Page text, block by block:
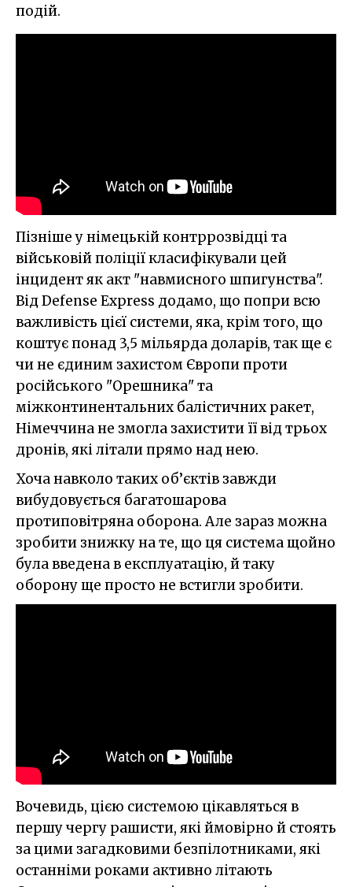
подій.
Пізніше у німецькій контррозвідці та
військовій поліції класифікували цей
інцидент як акт "навмисного шпигунства".
Від Defense Express додамо, що попри всю
важливість цієї системи, яка, крім того, що
коштує понад 3,5 мільярда доларів, так ще є
чи не єдиним захистом Європи проти
російського "Орешника" та
міжконтинентальних балістичних ракет,
Німеччина не змогла захистити її від трьох
дронів, які літали прямо над нею.
Хоча навколо таких об’єктів завжди
вибудовується багатошарова
протиповітряна оборона. Але зараз можна
зробити знижку на те, що ця система щойно
була введена в експлуатацію, й таку
оборону ще просто не встигли зробити.
Вочевидь, цією системою цікавляться в
першу чергу рашисти, які ймовірно й стоять
за цими загадковими безпілотниками, які
останніми роками активно літають